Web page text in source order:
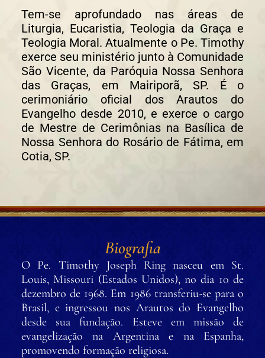
Tem-se aprofundado nas áreas de
Liturgia, Eucaristia, Teologia da Graça e
Teologia Moral. Atualmente o Pe. Timothy
exerce seu ministério junto à Comunidade
São Vicente, da Paróquia Nossa Senhora
das Graças, em Mairiporã, SP. É o
cerimoniário oficial dos Arautos do
Evangelho desde 2010, e exerce o cargo
de Mestre de Cerimônias na Basílica de
Nossa Senhora do Rosário de Fátima, em
Cotia, SP.
Biografia
O Pe. Timothy Joseph Ring nasceu em St.
Louis, Missouri (Estados Unidos), no dia 10 de
dezembro de 1968. Em 1986 transferiu-se para o
Brasil, e ingressou nos Arautos do Evangelho
desde sua fundação. Esteve em missão de
evangelização na Argentina e na Espanha,
promovendo formação religiosa.